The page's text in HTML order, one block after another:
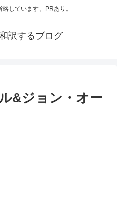
しています。PRあり。
訳するブログ
&ジョン・オー